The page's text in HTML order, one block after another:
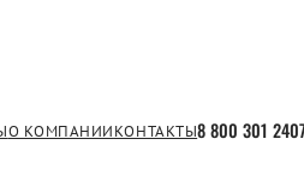
О КОМПАНИИКОНТАКТЫ8 800 301
Применение Продукция